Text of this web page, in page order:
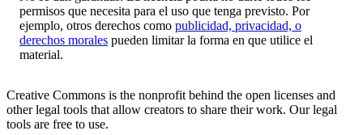
permisos que necesita para el uso que tenga previsto. Por
ejemplo, otros derechos como publicidad, privacidad, o
derechos morales pueden limitar la forma en que utilice el
material.
Creative Commons is the nonprofit behind the open licenses and
other legal tools that allow creators to share their work. Our legal
tools are free to use.